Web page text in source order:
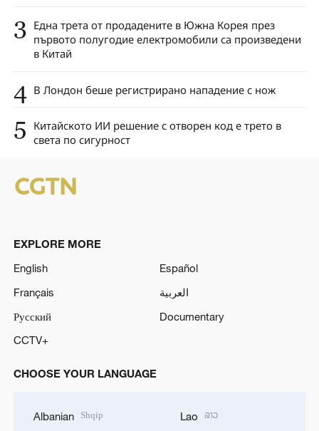
3 Една трета от продадените в Южна Корея през
първото полугодие електромобили са произведени
в Китай
4 В Лондон беше регистрирано нападение с нож
5 Китайското ИИ решение с отворен код е трето в
света по сигурност
EXPLORE MORE
English
Español
Français
العربية
Русский
Documentary
CCTV+
CHOOSE YOUR LANGUAGE
Albanian Shqip Lao ລາວ